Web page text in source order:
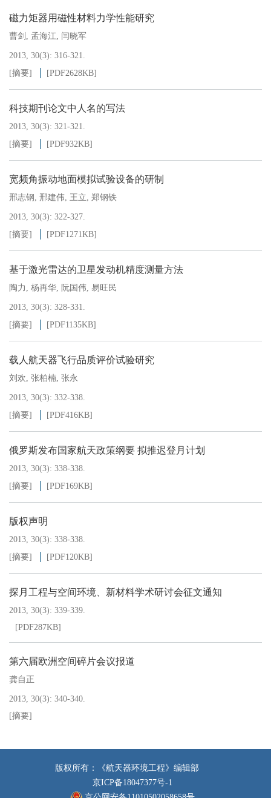
磁力矩器用磁性材料力学性能研究
曹剑 , 孟海江, 闫晓军
2013, 30(3): 316-321.
[摘要]
[PDF2628KB]
科技期刊论文中人名的写法
2013, 30(3): 321-321.
[摘要]
[PDF932KB]
宽频角振动地面模拟试验设备的研制
邢志钢 , 邢建伟, 王立, 郑钢铁
2013, 30(3): 322-327.
[摘要]
[PDF1271KB]
基于激光雷达的卫星发动机精度测量方法
陶力 , 杨再华, 阮国伟, 易旺民
2013, 30(3): 328-331.
[摘要]
[PDF1135KB]
载人航天器飞行品质评价试验研究
刘欢, 张柏楠, 张永
2013, 30(3): 332-338.
[摘要]
[PDF416KB]
俄罗斯发布国家航天政策纲要 拟推迟登月计划
2013, 30(3): 338-338.
[摘要]
[PDF169KB]
版权声明
2013, 30(3): 338-338.
[摘要]
[PDF120KB]
探月工程与空间环境、新材料学术研讨会征文通知
2013, 30(3): 339-339.
[PDF287KB]
第六届欧洲空间碎片会议报道
龚自正
2013, 30(3): 340-340.
[摘要]
版权所有：《航天器环境工程》编辑部
京ICP备18047377号-1